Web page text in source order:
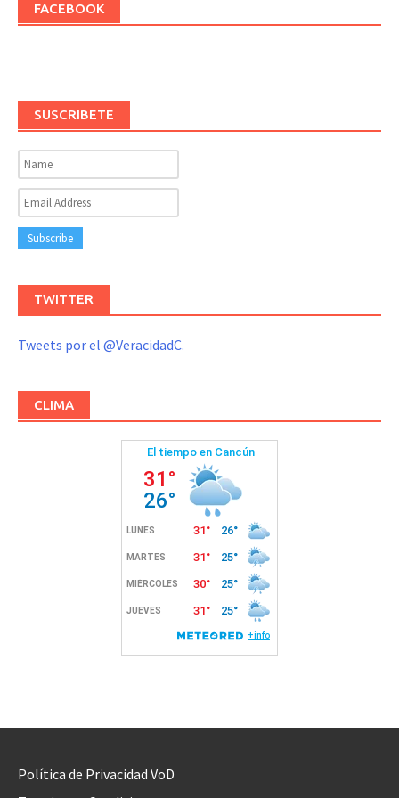
FACEBOOK
SUSCRIBETE
TWITTER
Tweets por el @VeracidadC.
CLIMA
Política de Privacidad VoD